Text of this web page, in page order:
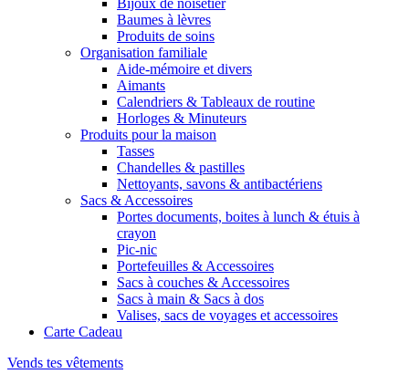
Baumes à lèvres
Produits de soins
Organisation familiale
Aide-mémoire et divers
Aimants
Calendriers & Tableaux de routine
Horloges & Minuteurs
Produits pour la maison
Tasses
Chandelles & pastilles
Nettoyants, savons & antibactériens
Sacs & Accessoires
Portes documents, boites à lunch & étuis à
crayon
Pic-nic
Portefeuilles & Accessoires
Sacs à couches & Accessoires
Sacs à main & Sacs à dos
Valises, sacs de voyages et accessoires
Carte Cadeau
Vends tes vêtements